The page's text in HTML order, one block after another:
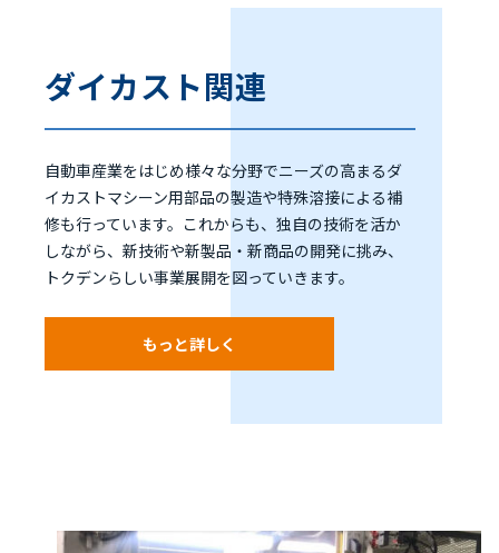
ダイカスト関連
自動車産業をはじめ様々な分野でニーズの高まるダ
イカストマシーン用部品の製造や特殊溶接による補
修も行っています。これからも、独自の技術を活か
しながら、新技術や新製品・新商品の開発に挑み、
トクデンらしい事業展開を図っていきます。
もっと詳しく